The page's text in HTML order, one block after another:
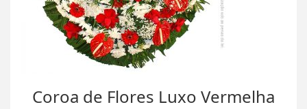
Coroa de Flores Luxo Vermelha